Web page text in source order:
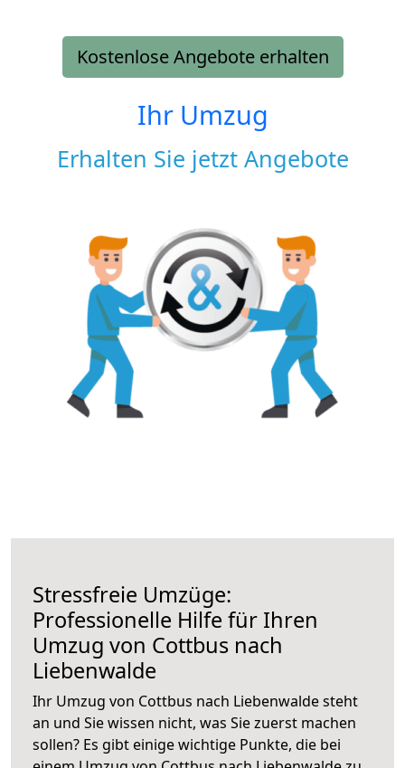
Kostenlose Angebote erhalten
Ihr Umzug
Erhalten Sie jetzt Angebote
Stressfreie Umzüge:
Professionelle Hilfe für Ihren
Umzug von Cottbus nach
Liebenwalde
Ihr Umzug von Cottbus nach Liebenwalde steht
an und Sie wissen nicht, was Sie zuerst machen
sollen? Es gibt einige wichtige Punkte, die bei